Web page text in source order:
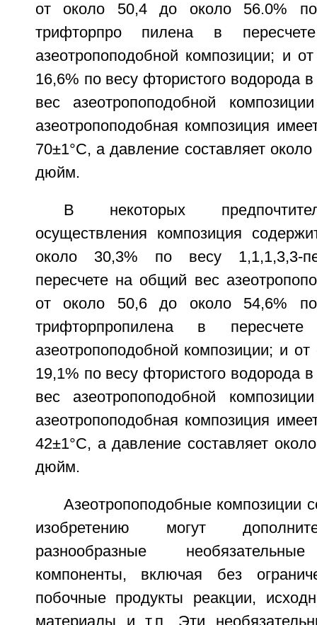
от около 50,4 до около 56.0% по
трифторпро пилена в
азеотропоподобной композиции; и
16,6% по весу фтористого водорода
вес азеотропоподобной
азеотропоподобная композиция
70±1°С, а давление составляет
дюйм.
В некоторых
осуществления композиция
около 30,3% по весу 1,1,1,3,3-
пересчете на общий вес
от около 50,6 до около 54,6% по
трифторпропилена в
азеотропоподобной композиции; и
19,1% по весу фтористого водорода
вес азеотропоподобной
азеотропоподобная композиция
42±1°С, а давление составляет
дюйм.
Азеотропоподобные композиции
изобретению могут
разнообразные
компоненты, включая без
побочные продукты реакции,
материалы и т.п. Эти